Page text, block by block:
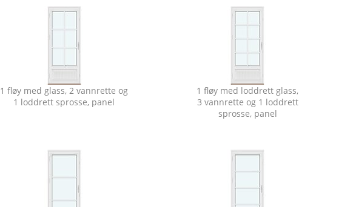
1 fløy med glass, 2 vannrette og
1 loddrett sprosse, panel
1 fløy med loddrett glass,
3 vannrette og 1 loddrett
sprosse, panel